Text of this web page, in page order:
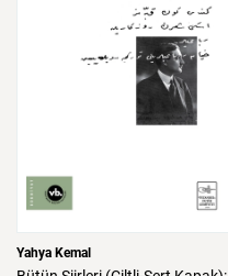
Yahya Kemal